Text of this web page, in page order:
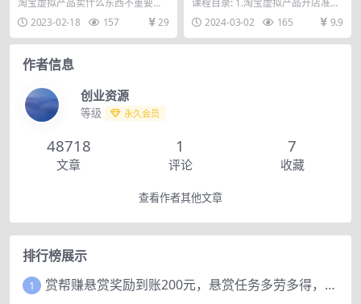
主要是你这个东西的二次变现性，
比如那些卖资源的单价...
2023-02-18 157 29
工作2.直接提供我自营货源及规则
3.如何快...
2024-03-02 165 9.9
作者信息
创业资源
等级 永久会员
48718
文章
1
评论
7
收藏
查看作者其他文章
排行榜展示
1 赏帮赚悬赏奖励到账200元，悬赏任务多劳多得，人人可做。